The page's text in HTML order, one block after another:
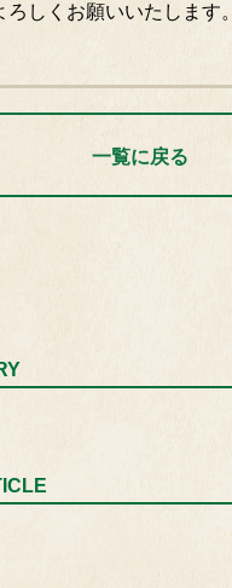
ろしくお願いいたします。
一覧に戻る